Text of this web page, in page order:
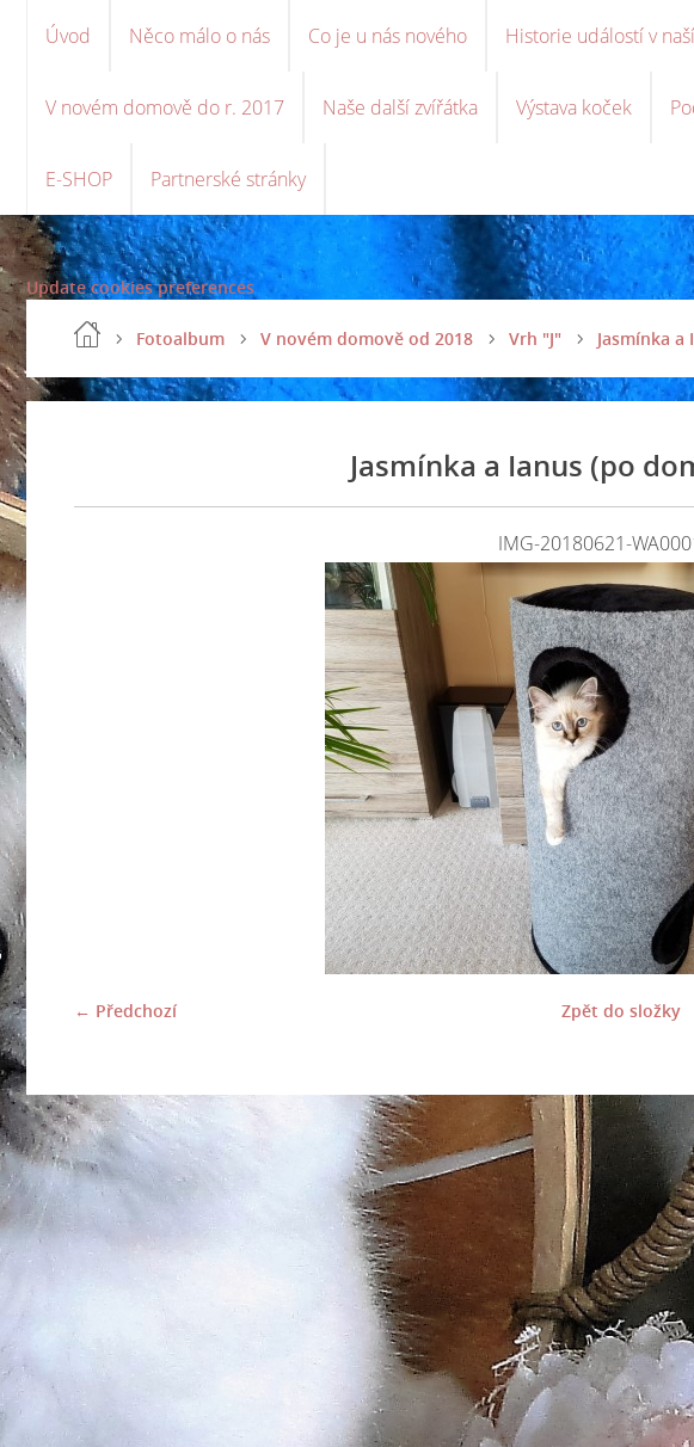
Úvod Něco málo o nás Co je u nás nového Historie událostí v
V novém domově do r. 2017 Naše další zvířátka Výstava koček
E-SHOP Partnerské stránky
Update cookies preferences
Fotoalbum V novém domově od 2018 Vrh "J" Jasmínka a
Jasmínka a Ianus (po
IMG-20180621-
← Předchozí Zpět do složky